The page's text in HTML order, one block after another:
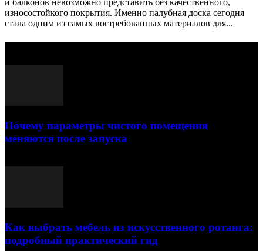
и балконов невозможно представить без качественного,
износостойкого покрытия. Именно палубная доска сегодня
стала одним из самых востребованных материалов для...
Почему параметры чистого помещения
меняются после запуска
Как выбрать мебель из искусственного ротанга:
подробный практический гид